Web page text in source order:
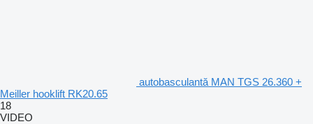
autobasculantă MAN TGS 26.360 +
Meiller hooklift RK20.65
18
VIDEO